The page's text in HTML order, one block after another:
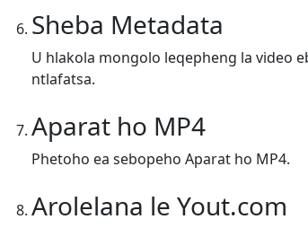
Sheba Metadata
U hlakola mongolo leqepheng la video
ntlafatsa.
Aparat ho MP4
Phetoho ea sebopeho Aparat ho MP4.
Arolelana le Yout.com